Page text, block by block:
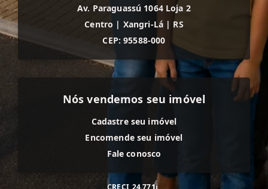
Av. Paraguassú 1064 Loja 2
Centro | Xangri-Lá | RS
CEP: 95588-000
Nós vendemos seu imóvel
Cadastre seu imóvel
Encomende seu imóvel
Fale conosco
CRECI 24.771j